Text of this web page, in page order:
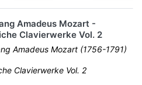
Amadeus Mozart -
Clavierwerke Vol. 2
Amadeus Mozart (1756-1791)
Clavierwerke Vol. 2